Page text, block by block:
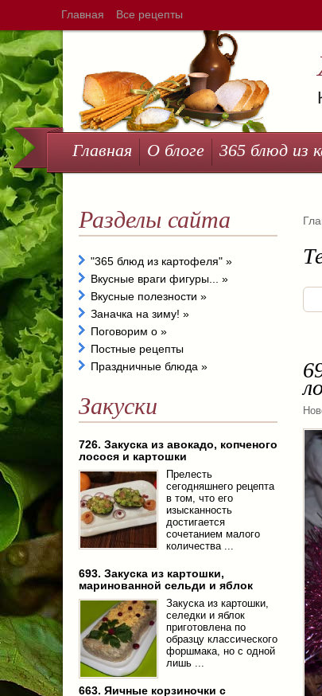
Главная Все рецепты
Главная О блоге 365 блюд из
Разделы сайта
"365 блюд из картофеля" »
Вкусные враги фигуры... »
Вкусные полезности »
Заначка на зиму! »
Поговорим о »
Постные рецепты
Праздничные блюда »
Закуски
726. Закуска из авокадо, копченого
лосося и картошки
Прелесть
сегодняшнего рецепта
в том, что его
изысканность
достигается
сочетанием малого
количества ...
693. Закуска из картошки,
маринованной сельди и яблок
Закуска из картошки,
селедки и яблок
приготовлена по
образцу классического
форшмака, но с одной
лишь ...
663. Яичные корзиночки с